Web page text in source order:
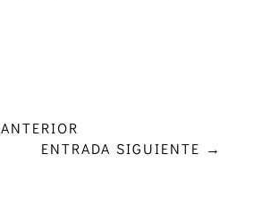
ENTRADA SIGUIENTE →